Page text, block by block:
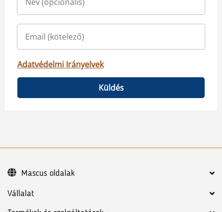
Adatvédelmi Irányelvek
Küldés
Vállalat
Mascus oldalak